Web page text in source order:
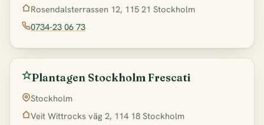
Rosendalsterrassen 12, 115 21 Stockholm
0734-23 06 73
Plantagen Stockholm Frescati
Stockholm
Veit Wittrocks väg 2, 114 18 Stockholm